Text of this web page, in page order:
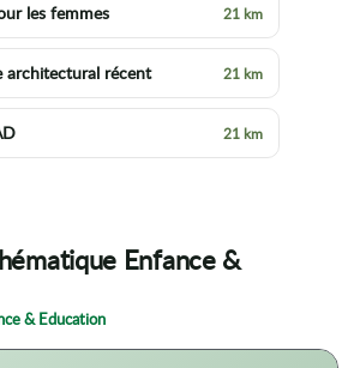
les femmes 21 km
architectural récent 21 km
21 km
Enfance &
& Education